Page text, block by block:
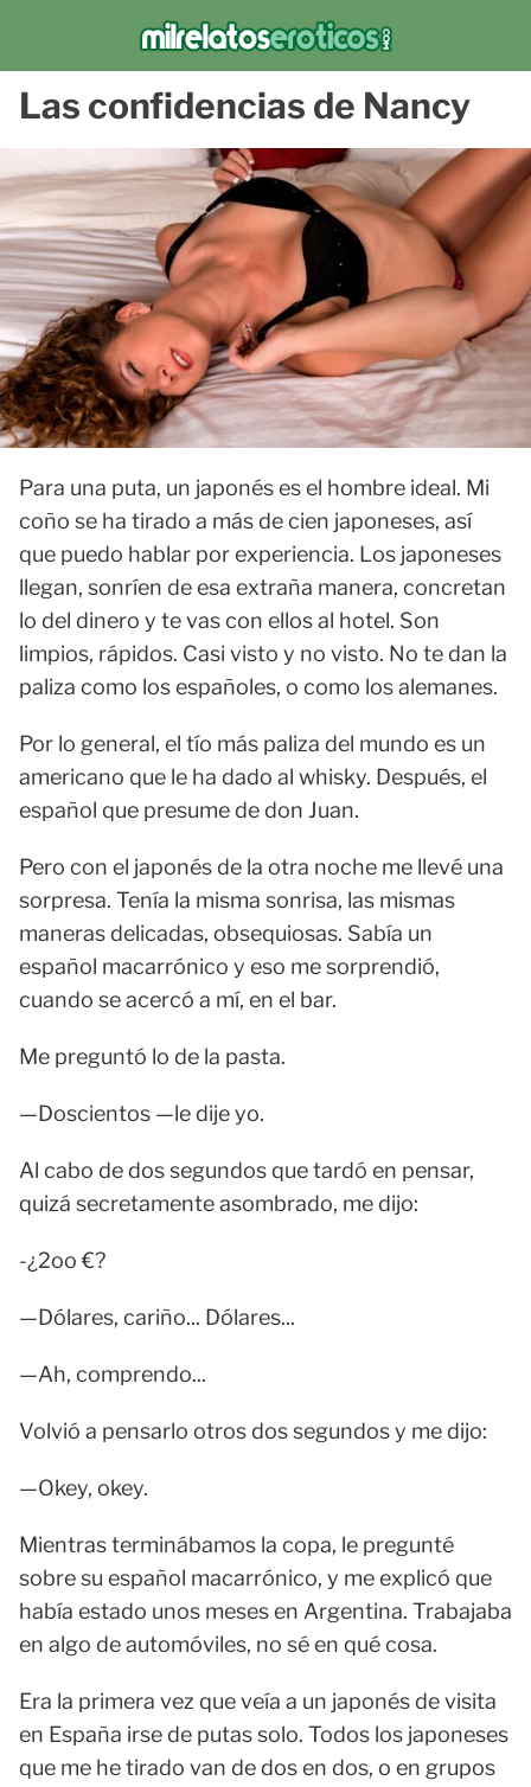
Las confidencias de Nancy
Para una puta, un japonés es el hombre ideal. Mi
coño se ha tirado a más de cien japoneses, así
que puedo hablar por experiencia. Los japoneses
llegan, sonríen de esa extraña manera, concretan
lo del dinero y te vas con ellos al hotel. Son
limpios, rápidos. Casi visto y no visto. No te dan la
paliza como los españoles, o como los alemanes.
Por lo general, el tío más paliza del mundo es un
americano que le ha dado al whisky. Después, el
español que presume de don Juan.
Pero con el japonés de la otra noche me llevé una
sorpresa. Tenía la misma sonrisa, las mismas
maneras delicadas, obsequiosas. Sabía un
español macarrónico y eso me sorprendió,
cuando se acercó a mí, en el bar.
Me preguntó lo de la pasta.
—Doscientos —le dije yo.
Al cabo de dos segundos que tardó en pensar,
quizá secretamente asombrado, me dijo:
-¿2oo €?
—Dólares, cariño... Dólares...
—Ah, comprendo...
Volvió a pensarlo otros dos segundos y me dijo:
—Okey, okey.
Mientras terminábamos la copa, le pregunté
sobre su español macarrónico, y me explicó que
había estado unos meses en Argentina. Trabajaba
en algo de automóviles, no sé en qué cosa.
Era la primera vez que veía a un japonés de visita
en España irse de putas solo. Todos los japoneses
que me he tirado van de dos en dos, o en grupos